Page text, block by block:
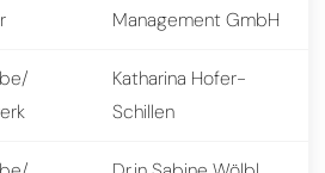
Management GmbH
Katharina Hofer-
Schillen